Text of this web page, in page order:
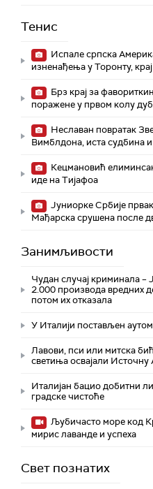
Тенис
Испале српска
изненађења у Торонту,
Брз крај за
поражене у првом колу
Неславан повратак
Вимблдона, иста судбина
Кецмановић
иде на Тијафоа
Јуниорке Србије
Мађарска срушена после
Занимљивости
Чудан случај криминала –
2.000 производа вредних
потом их отказала
У Италији постављен
Лавови, пси или митска
светиња освајали Источну
Италијан бацио добитни
градске чистоће
Љубичасто море код
мирис лаванде и успеха
Свет познатих